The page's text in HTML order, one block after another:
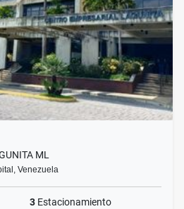
ML
Venezuela
3 Estacionamiento